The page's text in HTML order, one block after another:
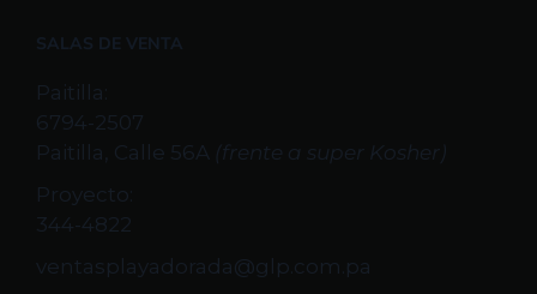
SALAS DE VENTA
Paitilla:
6794-2507
Paitilla, Calle 56A (frente a super Kosher)
Proyecto:
344-4822
ventasplayadorada@glp.com.pa